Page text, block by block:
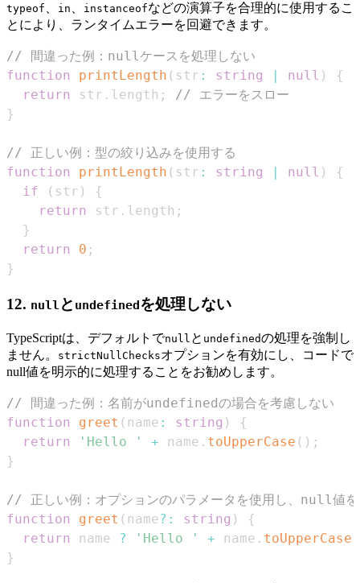
typeof in instanceofなどの演算子を合理的に使用するこ
とにより、ランタイムエラーを回避できます。
// 間違った例：nullケースを処理しない
function
printLength ( str : string null )
{
return
str . length ;
// エラーをスロー
}
// 正しい例：型の絞り込みを使用する
function
printLength ( str : string null )
{
if
( str )
{
return
str . length ;
}
return
0 ;
}
12. null と undefinedを処理しない
TypeScriptは、デフォルトでnull と undefinedの処理を強制し
ません。
strictNullChecksオプションを有効にし、コードで
null値を明示的に処理することをお勧めします。
// 間違った例：名前がundefinedの場合を考慮しない
function
greet ( name : string )
{
return
'Hello ' + name . toUpperCase ( ) ;
}
// 正しい例：オプションのパラメータを使用し、null値を
function
greet ( name? : string )
{
return
name ? 'Hello ' + name . toUpperCase
}